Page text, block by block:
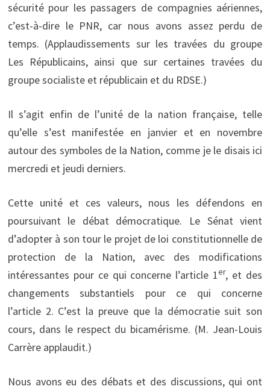
sécurité pour les passagers de compagnies aériennes,
c’est-à-dire le PNR, car nous avons assez perdu de
temps. (Applaudissements sur les travées du groupe
Les Républicains, ainsi que sur certaines travées du
groupe socialiste et républicain et du RDSE.)
Il s’agit enfin de l’unité de la nation française, telle
qu’elle s’est manifestée en janvier et en novembre
autour des symboles de la Nation, comme je le disais ici
mercredi et jeudi derniers.
Cette unité et ces valeurs, nous les défendons en
poursuivant le débat démocratique. Le Sénat vient
d’adopter à son tour le projet de loi constitutionnelle de
protection de la Nation, avec des modifications
intéressantes pour ce qui concerne l’article 1er, et des
changements substantiels pour ce qui concerne
l’article 2. C’est la preuve que la démocratie suit son
cours, dans le respect du bicamérisme. (M. Jean-Louis
Carrère applaudit.)
Nous avons eu des débats et des discussions, qui ont